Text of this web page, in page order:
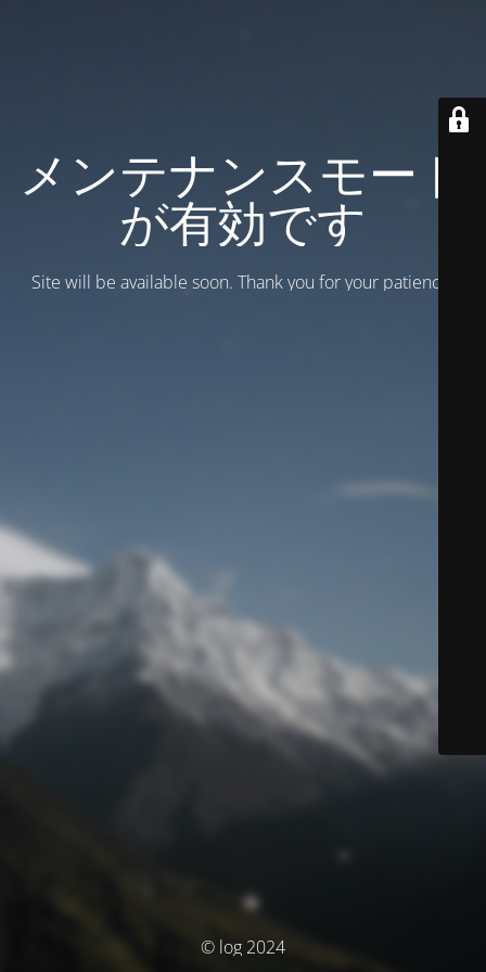
メンテナンスモード
が有効です
Site will be available soon. Thank you for your patience!
© log 2024